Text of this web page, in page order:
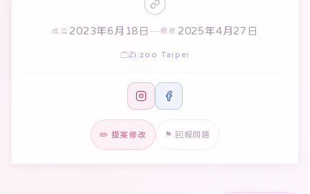
成立 2023年6月18日 解散 2025年4月27日
Zi:zoo Taipei
✏️ 提案修改 ⚑ 回報問題